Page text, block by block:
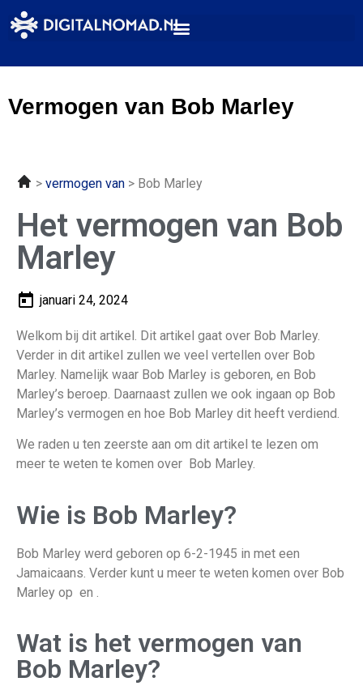
Vermogen van Bob Marley
vermogen van Bob Marley
Het vermogen van Bob
Marley
januari 24, 2024
Welkom bij dit artikel. Dit artikel gaat over Bob Marley.
Verder in dit artikel zullen we veel vertellen over Bob
Marley. Namelijk waar Bob Marley is geboren, en Bob
Marley’s beroep. Daarnaast zullen we ook ingaan op Bob
Marley’s vermogen en hoe Bob Marley dit heeft verdiend.
We raden u ten zeerste aan om dit artikel te lezen om
meer te weten te komen over Bob Marley.
Wie is Bob Marley?
Bob Marley werd geboren op 6-2-1945 in met een
Jamaicaans. Verder kunt u meer te weten komen over Bob
Marley op en .
Wat is het vermogen van
Bob Marley?